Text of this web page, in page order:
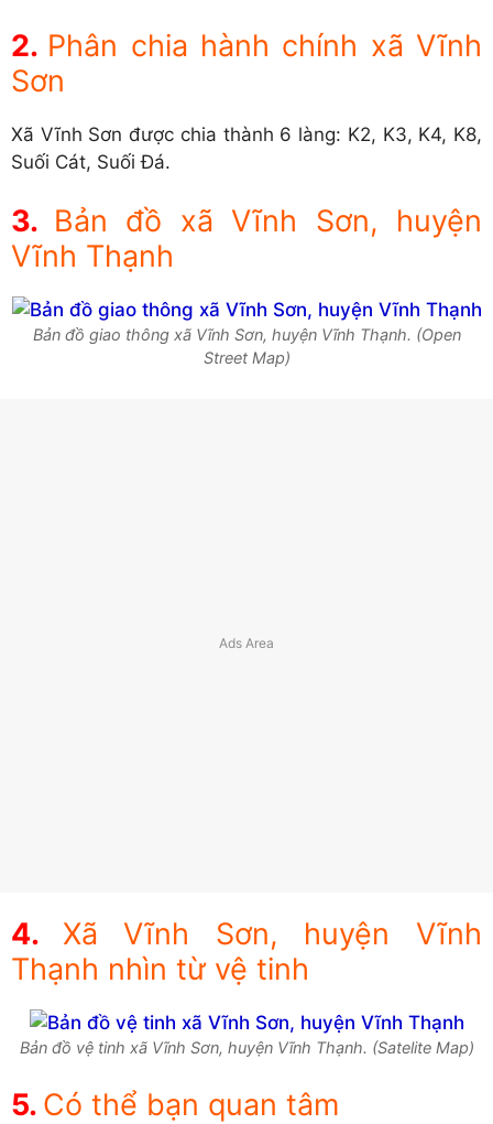
Phân chia hành chính xã Vĩnh
Sơn
Xã Vĩnh Sơn được chia thành 6 làng: K2, K3, K4, K8,
Suối Cát, Suối Đá.
Bản đồ xã Vĩnh Sơn, huyện
Vĩnh Thạnh
Bản đồ giao thông xã Vĩnh Sơn, huyện Vĩnh Thạnh. (Open
Street Map)
Xã Vĩnh Sơn, huyện Vĩnh
Thạnh nhìn từ vệ tinh
Bản đồ vệ tinh xã Vĩnh Sơn, huyện Vĩnh Thạnh. (Satelite Map)
Có thể bạn quan tâm